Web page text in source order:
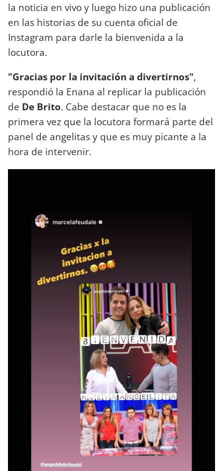
la noticia en vivo y luego hizo una publicación
en las historias de su cuenta oficial de
Instagram para darle la bienvenida a la
locutora.
"Gracias por la invitación a divertirnos",
respondió la Enana al replicar la publicación
de De Brito. Cabe destacar que no es la
primera vez que la locutora formará parte del
panel de angelitas y que es muy picante a la
hora de intervenir.